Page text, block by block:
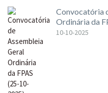
Convocatória
Ordinária da
10-10-2025